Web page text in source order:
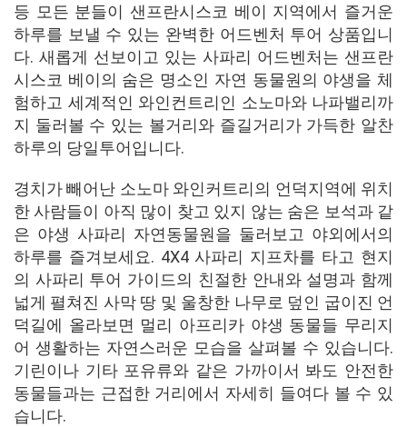
등 모든 분들이 샌프란시스코 베이 지역에서 즐거운
하루를 보낼 수 있는 완벽한 어드벤처 투어 상품입니
다. 새롭게 선보이고 있는 사파리 어드벤처는 샌프란
시스코 베이의 숨은 명소인 자연 동물원의 야생을 체
험하고 세계적인 와인컨트리인 소노마와 나파밸리까
지 둘러볼 수 있는 볼거리와 즐길거리가 가득한 알찬
하루의 당일투어입니다.
경치가 빼어난 소노마 와인커트리의 언덕지역에 위치
한 사람들이 아직 많이 찾고 있지 않는 숨은 보석과 같
은 야생 사파리 자연동물원을 둘러보고 야외에서의
하루를 즐겨보세요. 4X4 사파리 지프차를 타고 현지
의 사파리 투어 가이드의 친절한 안내와 설명과 함께
넓게 펼쳐진 사막 땅 및 울창한 나무로 덮인 굽이진 언
덕길에 올라보면 멀리 아프리카 야생 동물들 무리지
어 생활하는 자연스러운 모습을 살펴볼 수 있습니다.
기린이나 기타 포유류와 같은 가까이서 봐도 안전한
동물들과는 근접한 거리에서 자세히 들여다 볼 수 있
습니다.